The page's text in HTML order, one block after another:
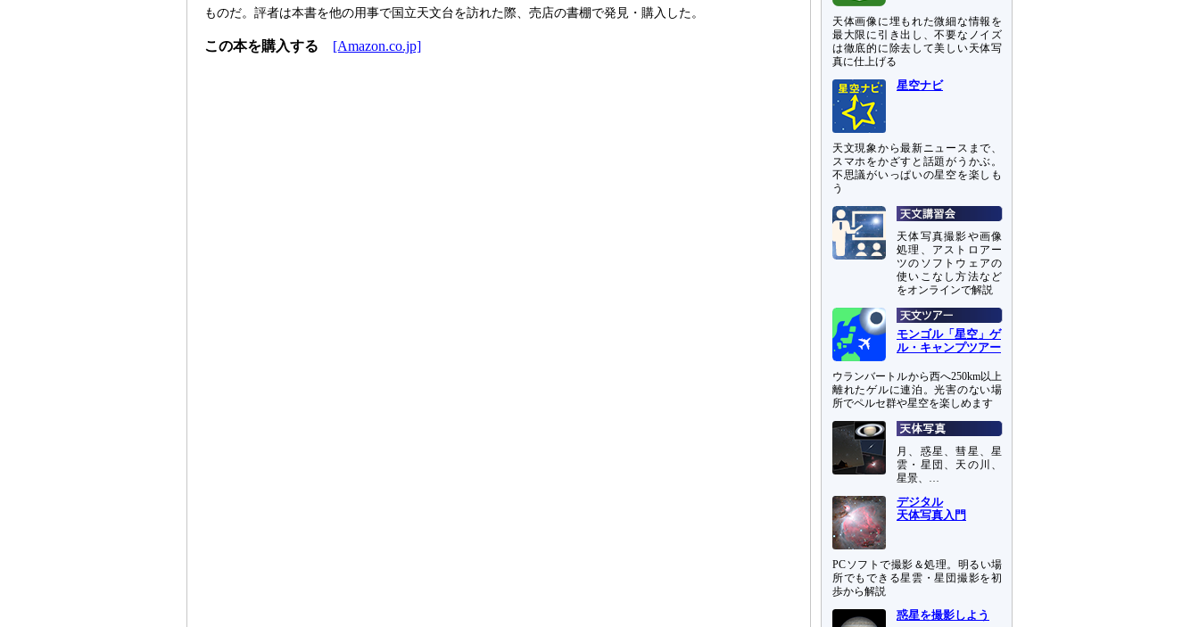
ものだ。評者は本書を他の用事で国立天文台を訪れた際、売店の書棚で発見・購入した。
この本を購入する [Amazon.co.jp]
天体画像に埋もれた微細な情報を
最大限に引き出し、不要なノイズ
は徹底的に除去して美しい天体写
真に仕上げる
星空ナビ
天文現象から最新ニュースまで、
スマホをかざすと話題がうかぶ。
不思議がいっぱいの星空を楽しも
う
天体写真撮影や画像
処理、アストロアー
ツのソフトウェアの
使いこなし方法など
をオンラインで解説
モンゴル「星空」ゲ
ル・キャンプツアー
ウランバートルから西へ250km以上
離れたゲルに連泊。光害のない場
所でペルセ群や星空を楽しめます
月、惑星、彗星、星
雲・星団、天の川、
星景、…
デジタル
天体写真入門
PCソフトで撮影＆処理。明るい場
所でもできる星雲・星団撮影を初
歩から解説
惑星を撮影しよう